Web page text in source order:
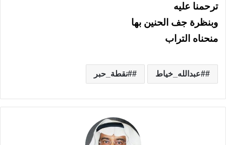
ترحمنا عليه
وبنظرة جف الحنين بها
منحناه التراب
#عبدالله_خياط #نقطة_حبر